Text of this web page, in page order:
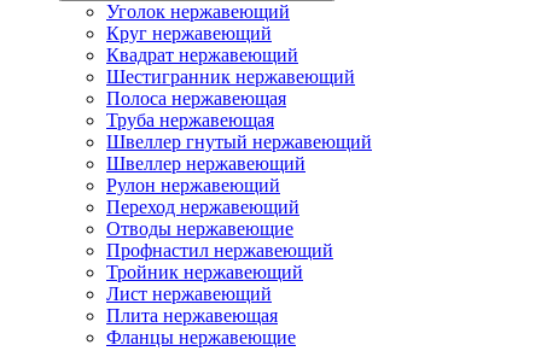
Уголок нержавеющий
Круг нержавеющий
Квадрат нержавеющий
Шестигранник нержавеющий
Полоса нержавеющая
Труба нержавеющая
Швеллер гнутый нержавеющий
Швеллер нержавеющий
Рулон нержавеющий
Переход нержавеющий
Отводы нержавеющие
Профнастил нержавеющий
Тройник нержавеющий
Лист нержавеющий
Плита нержавеющая
Фланцы нержавеющие